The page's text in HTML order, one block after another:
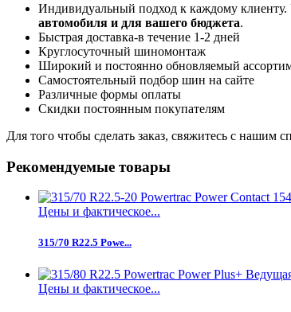
Индивидуальный подход к каждому клиенту.
автомобиля и для вашего бюджета.
Быстрая доставка-в течение 1-2 дней
Круглосуточный шиномонтаж
Широкий и постоянно обновляемый
Самостоятельный подбор шин на сайте
Различные формы оплаты
Скидки постоянным покупателям
Для того чтобы сделать заказ, свяжитесь с нашим
Рекомендуемые товары
Цены и фактическое...
315/70 R22.5 Powe...
Цены и фактическое...